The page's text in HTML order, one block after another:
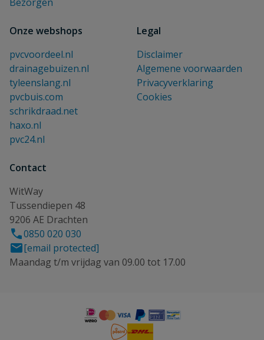
Onze webshops
pvcvoordeel.nl
drainagebuizen.nl
tyleenslang.nl
pvcbuis.com
schrikdraad.net
haxo.nl
pvc24.nl
Legal
Disclaimer
Algemene voorwaarden
Privacyverklaring
Cookies
Contact
WitWay
Tussendiepen 48
9206 AE Drachten
0850 020 030
[email protected]
Maandag t/m vrijdag van 09.00 tot 17.00